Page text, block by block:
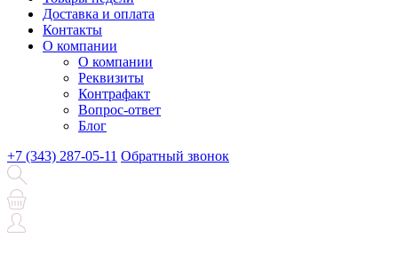
Доставка и оплата
Контакты
О компании
О компании
Реквизиты
Контрафакт
Вопрос-ответ
Блог
+7 (343) 287-05-11 Обратный звонок